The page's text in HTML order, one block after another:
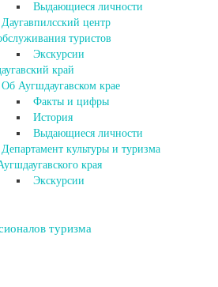
Выдающиеся личности
Даугавпилсский центр
туристов
Экскурсии
край
Об Аугшдаугавском крае
Факты и цифры
История
Выдающиеся личности
Департамент культуры и туризма
края
Экскурсии
туризма